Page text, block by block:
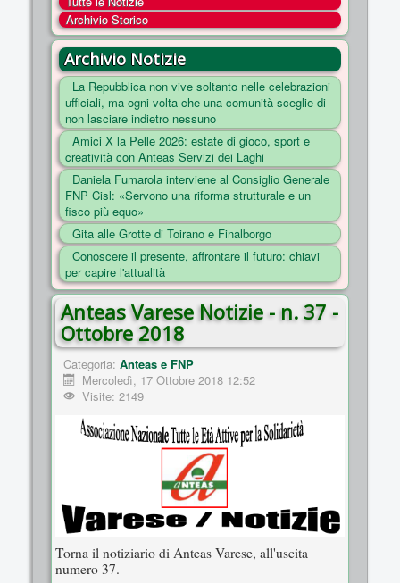
COSA FACCIAMO
ENTI
NOTIZIE
ESSENZIALI
MAPPA DEL SITO
CONVENZIONI
FOTO
SOCIAL
Archivio Storico
Archivio Notizie
La Repubblica non vive soltanto nelle celebrazioni
ufficiali, ma ogni volta che una comunità sceglie di
non lasciare indietro nessuno
Amici X la Pelle 2026: estate di gioco, sport e
creatività con Anteas Servizi dei Laghi
Daniela Fumarola interviene al Consiglio Generale
FNP Cisl: «Servono una riforma strutturale e un
fisco più equo»
Gita alle Grotte di Toirano e Finalborgo
Conoscere il presente, affrontare il futuro: chiavi
per capire l'attualità
Anteas Varese Notizie - n. 37 -
Ottobre 2018
Categoria: Anteas e FNP
Mercoledì, 17 Ottobre 2018 12:52
Visite: 2149
Torna il notiziario di Anteas Varese, all'uscita
numero 37.